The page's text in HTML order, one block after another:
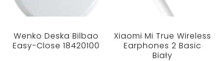
Wenko Deska Bilbao
Easy-Close 18420100
Xiaomi Mi True Wireless
Earphones 2 Basic
Biały